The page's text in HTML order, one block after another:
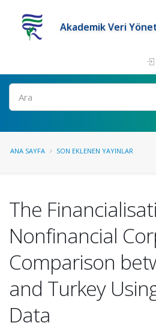
Akademik Veri
Ara
ANA SAYFA SON EKLENEN YAYINLAR
The
Nonfinancial
Comparison
and Turkey
Data